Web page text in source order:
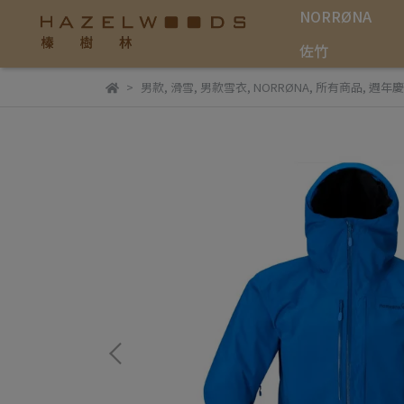
NORRØNA
佐竹
男款, 滑雪, 男款雪衣, NORRØNA, 所有商品, 週年